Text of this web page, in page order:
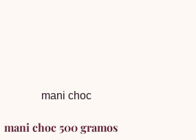
mani choc 500 gramos